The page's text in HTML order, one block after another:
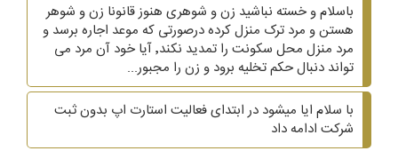
باسلام و خسته نباشید زن و شوهری هنوز قانونا زن و شوهر
هستن و مرد ترک منزل کرده درصورتی که موعد اجاره برسد و
مرد منزل محل سکونت را تمدید نکند٬ آیا خود آن مرد می
تواند دنبال حکم تخلیه برود و زن را مجبور...
با سلام ایا میشود در ابتدای فعالیت استارت اپ بدون ثبت
شرکت ادامه داد